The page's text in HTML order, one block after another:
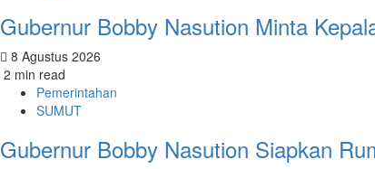
Gubernur Bobby Nasution Minta
8 Agustus 2026
2 min read
Pemerintahan
SUMUT
Gubernur Bobby Nasution Siapkan